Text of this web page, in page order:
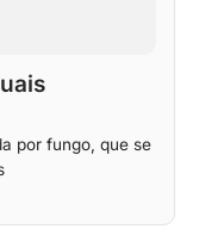
por fungo, que se